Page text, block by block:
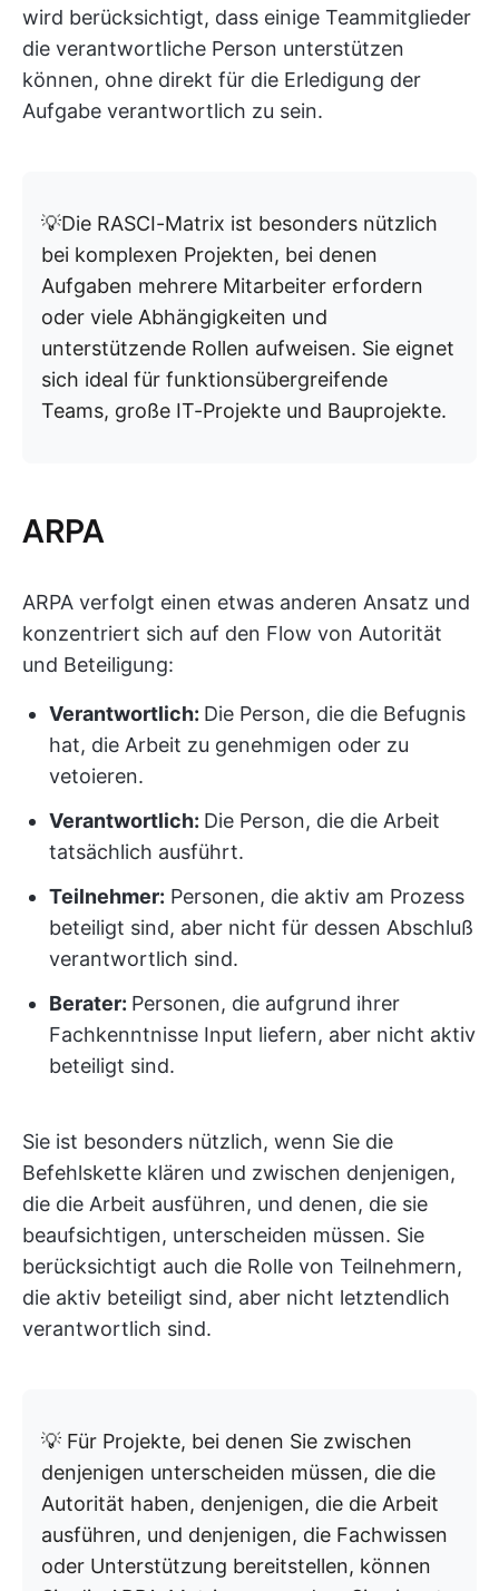
wird berücksichtigt, dass einige Teammitglieder
die verantwortliche Person unterstützen
können, ohne direkt für die Erledigung der
Aufgabe verantwortlich zu sein.
💡Die RASCI-Matrix ist besonders nützlich
bei komplexen Projekten, bei denen
Aufgaben mehrere Mitarbeiter erfordern
oder viele Abhängigkeiten und
unterstützende Rollen aufweisen. Sie eignet
sich ideal für funktionsübergreifende
Teams, große IT-Projekte und Bauprojekte.
ARPA
ARPA verfolgt einen etwas anderen Ansatz und
konzentriert sich auf den Flow von Autorität
und Beteiligung:
Verantwortlich: Die Person, die die Befugnis
hat, die Arbeit zu genehmigen oder zu
vetoieren.
Verantwortlich: Die Person, die die Arbeit
tatsächlich ausführt.
Teilnehmer: Personen, die aktiv am Prozess
beteiligt sind, aber nicht für dessen Abschluß
verantwortlich sind.
Berater: Personen, die aufgrund ihrer
Fachkenntnisse Input liefern, aber nicht aktiv
beteiligt sind.
Sie ist besonders nützlich, wenn Sie die
Befehlskette klären und zwischen denjenigen,
die die Arbeit ausführen, und denen, die sie
beaufsichtigen, unterscheiden müssen. Sie
berücksichtigt auch die Rolle von Teilnehmern,
die aktiv beteiligt sind, aber nicht letztendlich
verantwortlich sind.
💡 Für Projekte, bei denen Sie zwischen
denjenigen unterscheiden müssen, die die
Autorität haben, denjenigen, die die Arbeit
ausführen, und denjenigen, die Fachwissen
oder Unterstützung bereitstellen, können